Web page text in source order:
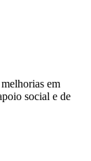
em
social e de